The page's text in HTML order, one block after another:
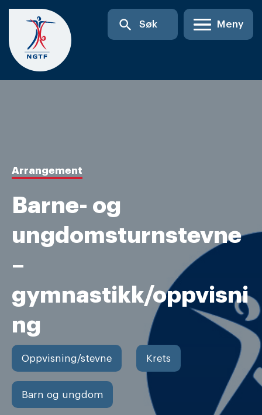
Skip
content
search Søk Meny
Arrangement
Barne- og
ungdomsturnstevne
–
gymnastikk/oppvisni
ng
Oppvisning/stevne Krets
Barn og ungdom